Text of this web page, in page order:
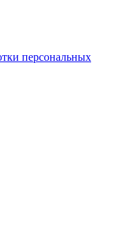
персональных